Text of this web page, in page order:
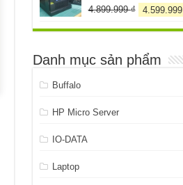
4.899.999₫
Giá
là:
4.599.999
Danh mục sản phẩm
Buffalo
HP Micro Server
IO-DATA
Laptop